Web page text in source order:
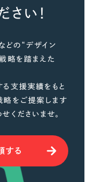
い！
どの“デザイン
略を踏まえた
支援実績をもと
略をご提案します
くださいませ。
する